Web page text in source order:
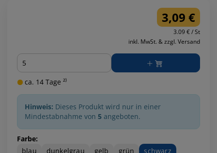
3,09 €
3.09 € / St
inkl. MwSt. & zzgl. Versand
Menge
ca. 14 Tage ²⁾
Hinweis: Dieses Produkt wird nur in einer
Mindestabnahme von 5 angeboten.
Farbe:
blau
dunkelgrau gelb grün
schwarz